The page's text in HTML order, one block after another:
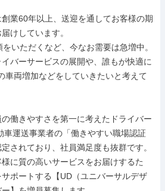
業60年以上、送迎を通してお客様の期
けしています。
いただくなど、今なお需要は急増中。
バーサービスの展開や、誰もが快適に
車両増加などをしていきたいと考えて
働きやすさを第一に考えたドライバー
車運送事業者の「働きやすい職場認証
されており、社員満足度も抜群です。
に質の高いサービスをお届けするた
ポートする【UD（ユニバーサルデザ